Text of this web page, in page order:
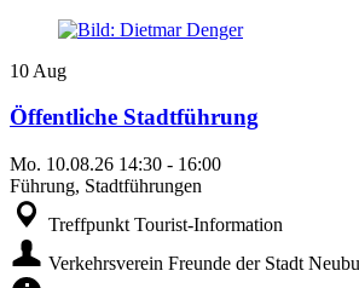
10 Aug
Öffentliche Stadtführung
Mo. 10.08.26 14:30 - 16:00
Führung, Stadtführungen
Treffpunkt Tourist-Information
Verkehrsverein Freunde der Stadt